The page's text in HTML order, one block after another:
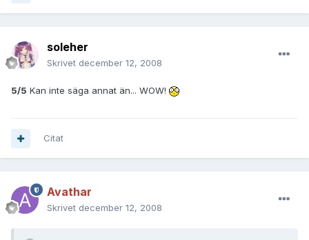
soleher
Skrivet december 12, 2008
5/5 Kan inte säga annat än... WOW!
Citat
Avathar
Skrivet december 12, 2008